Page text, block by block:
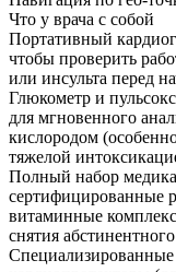
Что у врача с собой
Портативный
чтобы проверить
или инсульта перед
Глюкометр и
для мгновенного
кислородом
тяжелой
Полный набор
сертифицированные
витаминные
снятия